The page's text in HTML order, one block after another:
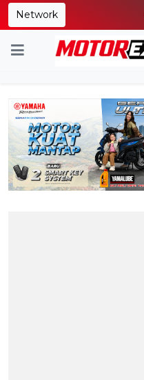
Network